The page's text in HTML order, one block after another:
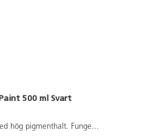
500 ml Svart
hög pigmenthalt. Funge...